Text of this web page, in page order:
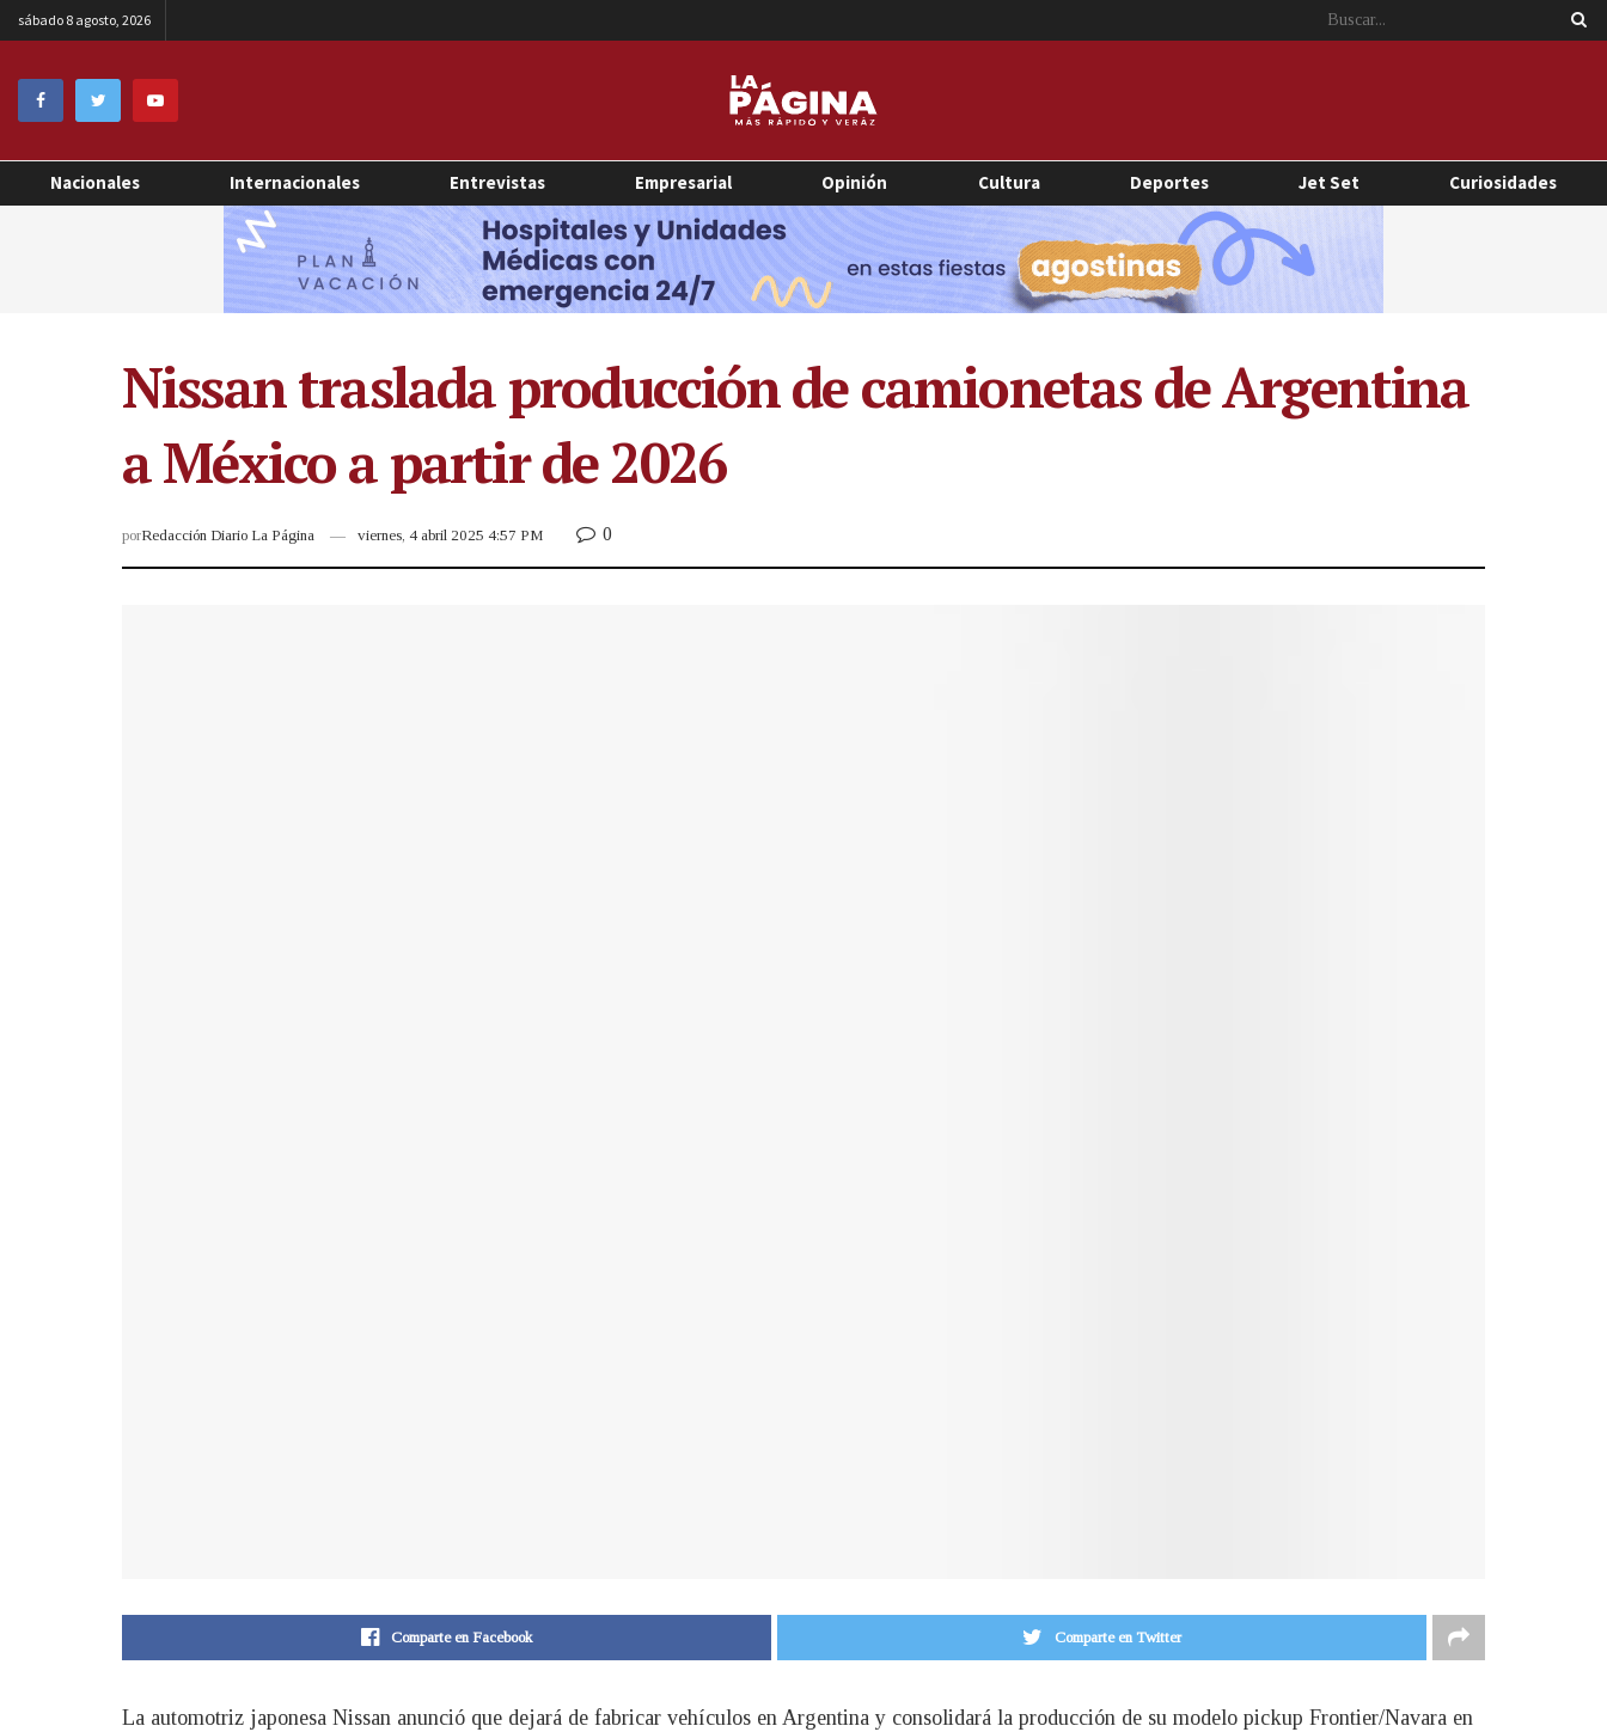
sábado 8 agosto, 2026
Nacionales Internacionales Entrevistas Empresarial Opinión Cultura Deportes Jet Set Curiosidades
Nissan traslada producción de camionetas de Argentina
a México a partir de 2026
porRedacción Diario La Página viernes, 4 abril 2025 4:57 PM 0
Comparte en Facebook Comparte en Twitter
La automotriz japonesa Nissan anunció que dejará de fabricar vehículos en Argentina y consolidará la producción de su modelo pickup Frontier/Navara en